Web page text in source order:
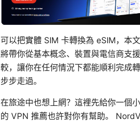
可以把實體 SIM 卡轉換為 eSIM，本
將帶你從基本概念、裝置與電信商支
較，讓你在任何情況下都能順利完成
步步走過。
在旅途中也想上網？這裡先給你一個
的 VPN 推薦也許對你有幫助。